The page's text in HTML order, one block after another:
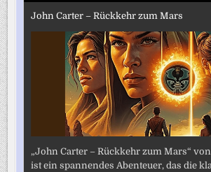
John Carter – Rückkehr zum Mars
„John Carter – Rückkehr zum Mars“
ist ein spannendes Abenteuer, das die